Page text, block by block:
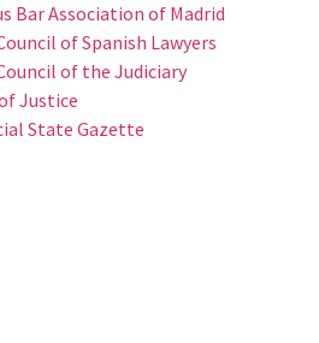
Bar Association of Madrid
of Spanish Lawyers
of the Judiciary
Justice
State Gazette